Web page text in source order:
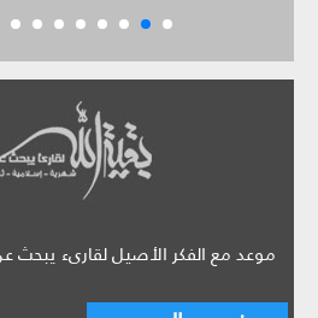
موعد مع الفكر الأصيل لقارىء يبحث